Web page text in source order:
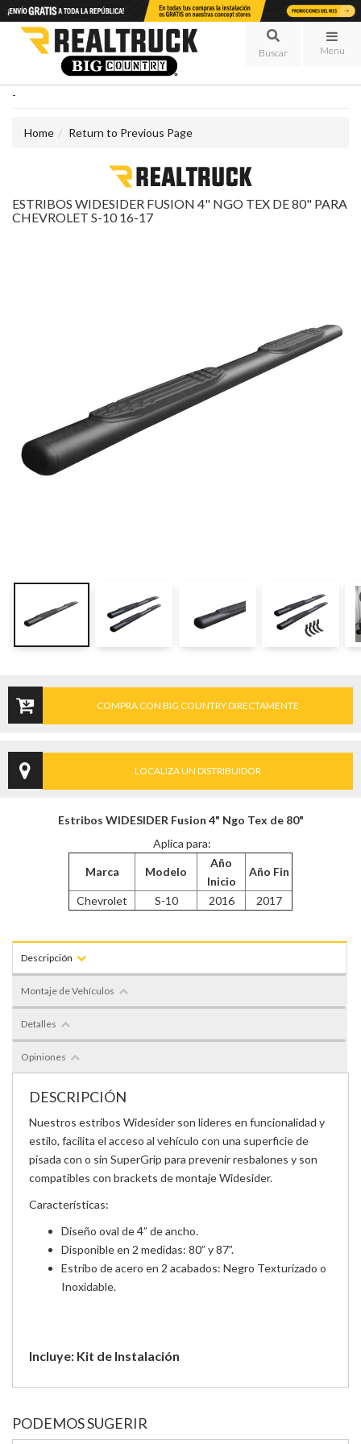
Menu
-
Home Return to Previous Page
ESTRIBOS WIDESIDER FUSION 4" NGO TEX DE 80" PARA
CHEVROLET S-10 16-17
COMPRA CON BIG COUNTRY DIRECTAMENTE
LOCALIZA UN DISTRIBUIDOR
Estribos WIDESIDER Fusion 4" Ngo Tex de 80"
Aplica para:
Marca Modelo
Año
Inicio
Año Fin
Chevrolet S-10 2016 2017
Descripción
Montaje de Vehículos
Detalles
Opiniones
DESCRIPCIÓN
Nuestros estribos Widesider son líderes en funcionalidad y
estilo, facilita el acceso al vehículo con una superficie de
pisada con o sin SuperGrip para prevenir resbalones y son
compatibles con brackets de montaje Widesider.
Características:
Diseño oval de 4” de ancho.
Disponible en 2 medidas: 80” y 87”.
Estribo de acero en 2 acabados: Negro Texturizado o
Inoxidable.
Incluye: Kit de Instalación
PODEMOS SUGERIR